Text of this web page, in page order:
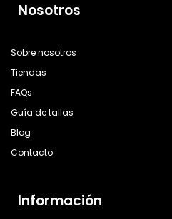
Nosotros
Sobre nosotros
Tiendas
FAQs
Guía de tallas
Blog
Contacto
Información